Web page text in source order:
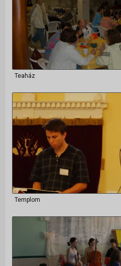
Teaház
Templom